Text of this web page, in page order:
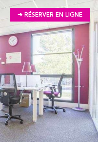
➔ RÉSERVER EN LIGNE